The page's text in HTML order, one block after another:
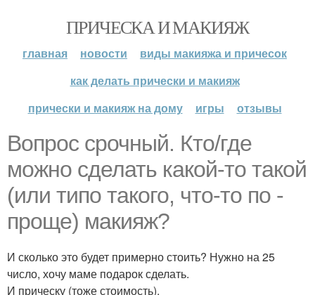
ПРИЧЕСКА И МАКИЯЖ
главная новости
виды макияжа и причесок
как делать прически и макияж
прически и макияж на дому
игры отзывы
Вопрос срочный. Кто/где
можно сделать какой-то такой
(или типо такого, что-то по -
проще) макияж?
И сколько это будет примерно стоить? Нужно на 25
число, хочу маме подарок сделать.
И прическу (тоже стоимость).